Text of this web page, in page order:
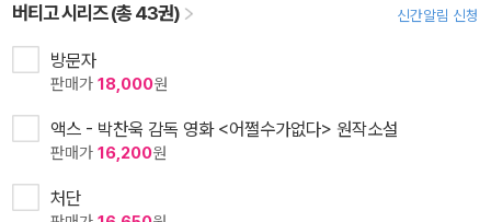
버티고 시리즈 (총 43권) 신간알림 신청
방문자
판매가 18,000원
액스 - 박찬욱 감독 영화 <어쩔수가없다> 원작소설
판매가 16,200원
처단